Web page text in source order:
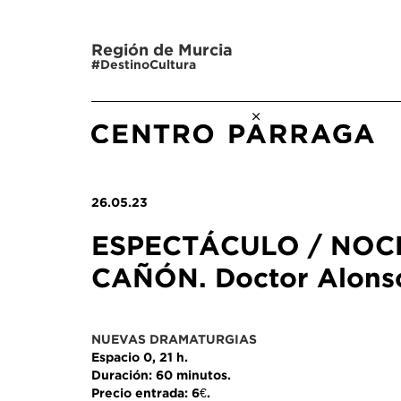
Región de Murcia
#DestinoCultura
26.05.23
ESPECTÁCULO /
CAÑÓN. Doctor
NUEVAS DRAMATURGIAS
Espacio 0, 21 h.
Duración: 60 minutos.
Precio entrada: 6€.